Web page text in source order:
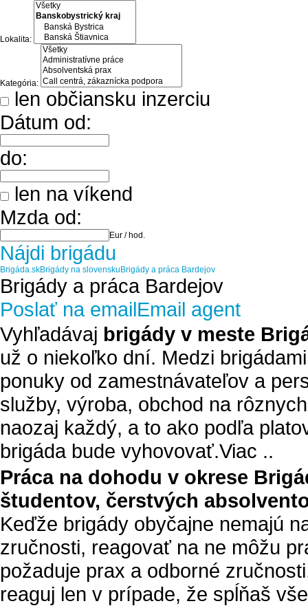
Lokalita:
Kategória:
len občiansku inzerciu
Dátum od:
do:
len na víkend
Mzda od:
Eur / hod.
Nájdi brigádu
Brigáda.skBrigády na slovensku Brigády a práca Bardejov
Brigády a práca Bardejov
Poslať na emailEmail agent
Vyhľadávaj brigády v meste
už o niekoľko dní. Medzi
ponuky od zamestnávateľov a
služby, výroba, obchod na
naozaj každý, a to ako podľa
brigáda bude vyhovovať.Viac ..
Práca na dohodu v okrese
študentov, čerstvých
Keďže brigády obyčajne nemajú
zručnosti, reagovať na ne môžu
požaduje prax a odborné
reaguj len v prípade, že spĺňaš